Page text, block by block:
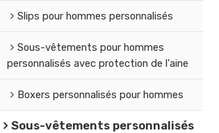
Slips pour hommes personnalisés
Sous-vêtements pour hommes
personnalisés avec protection de l'aine
Boxers personnalisés pour hommes
Sous-vêtements personnalisés